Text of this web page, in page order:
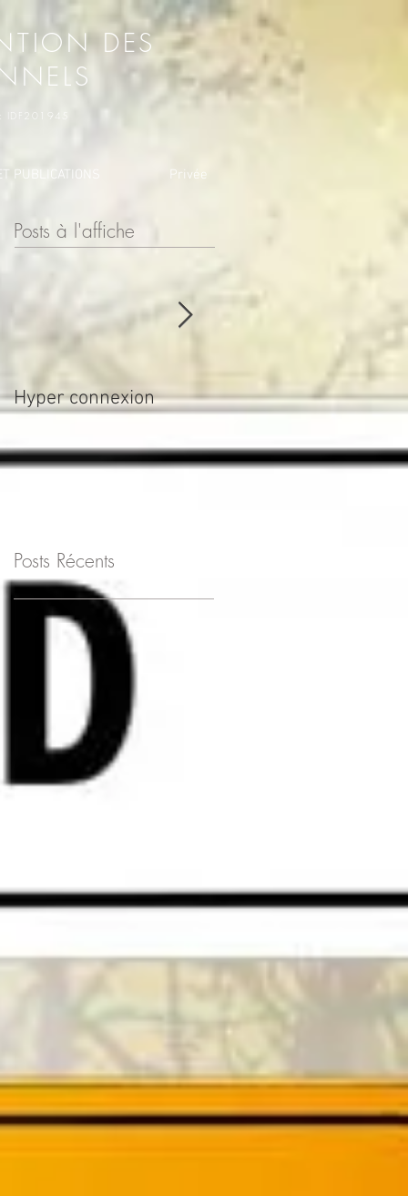
DES
IDF201945
PUBLICATIONS Privée
Posts à l'affiche
Hyper connexion
JOURNÉE POUR LA
SANTÉ AU TRAVAIL
Posts Récents